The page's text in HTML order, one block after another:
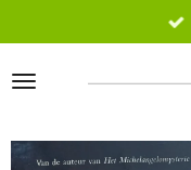
direct
naar